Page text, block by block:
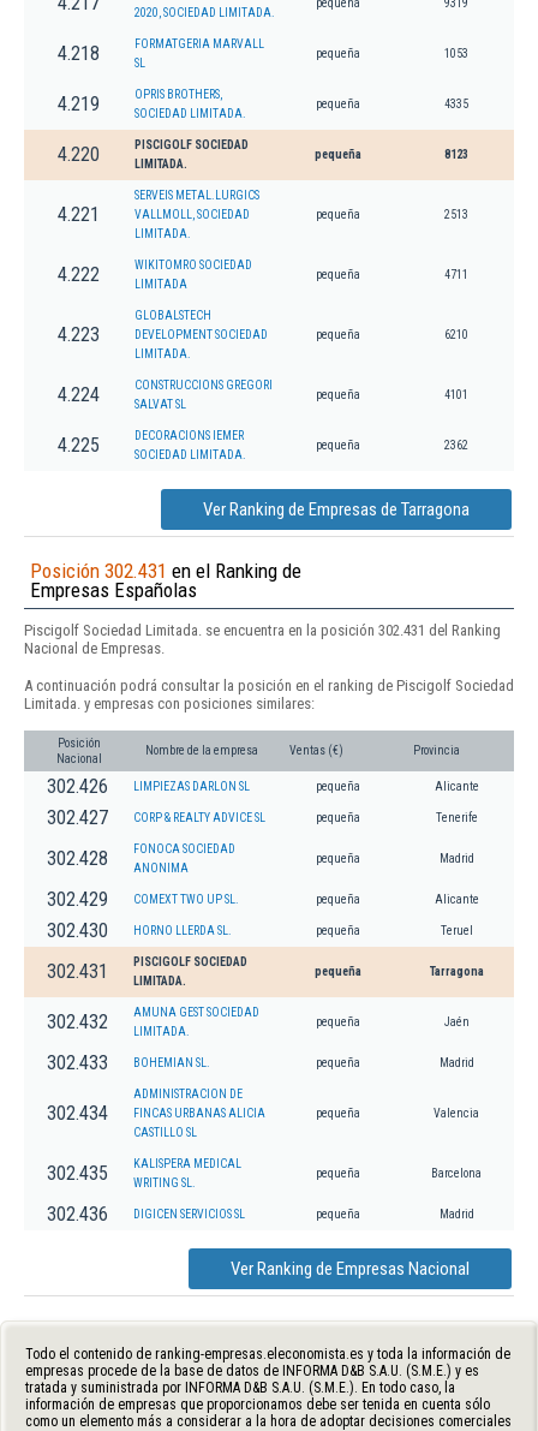
2020, SOCIEDAD LIMITADA.
pequeña 9319
4.218
FORMATGERIA MARVALL
SL
pequeña 1053
4.219
OPRIS BROTHERS,
SOCIEDAD LIMITADA.
pequeña 4335
4.220
PISCIGOLF SOCIEDAD
LIMITADA.
pequeña 8123
4.221
SERVEIS METAL.LURGICS
VALLMOLL, SOCIEDAD
LIMITADA.
pequeña 2513
4.222
WIKITOMRO SOCIEDAD
LIMITADA
pequeña 4711
4.223
GLOBALSTECH
DEVELOPMENT SOCIEDAD
LIMITADA.
pequeña 6210
4.224
CONSTRUCCIONS GREGORI
SALVAT SL
pequeña 4101
4.225
DECORACIONS IEMER
SOCIEDAD LIMITADA.
pequeña 2362
Ver Ranking de Empresas de Tarragona
Posición 302.431 en el Ranking de
Empresas Españolas
Piscigolf Sociedad Limitada. se encuentra en la posición 302.431 del Ranking
Nacional de Empresas.
A continuación podrá consultar la posición en el ranking de Piscigolf Sociedad
Limitada. y empresas con posiciones similares:
Posición
Nacional
Nombre de la empresa Ventas (€) Provincia
302.426 LIMPIEZAS DARLON SL pequeña Alicante
302.427 CORP & REALTY ADVICE SL pequeña Tenerife
302.428
FONOCA SOCIEDAD
ANONIMA
pequeña Madrid
302.429 COMEXT TWO UP SL. pequeña Alicante
302.430 HORNO LLERDA SL. pequeña Teruel
302.431
PISCIGOLF SOCIEDAD
LIMITADA.
pequeña Tarragona
302.432
AMUNA GEST SOCIEDAD
LIMITADA.
pequeña Jaén
302.433 BOHEMIAN SL. pequeña Madrid
302.434
ADMINISTRACION DE
FINCAS URBANAS ALICIA
CASTILLO SL
pequeña Valencia
302.435
KALISPERA MEDICAL
WRITING SL.
pequeña Barcelona
302.436 DIGICEN SERVICIOS SL pequeña Madrid
Ver Ranking de Empresas Nacional
Todo el contenido de ranking-empresas.eleconomista.es y toda la información de
empresas procede de la base de datos de INFORMA D&B S.A.U. (S.M.E.) y es
tratada y suministrada por INFORMA D&B S.A.U. (S.M.E.). En todo caso, la
información de empresas que proporcionamos debe ser tenida en cuenta sólo
como un elemento más a considerar a la hora de adoptar decisiones comerciales